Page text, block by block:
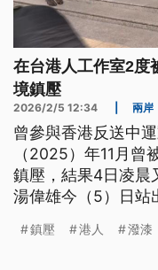
在台港人工作室2度
境鎮壓
2026/2/5 12:34 兩岸
曾參與香港反送中
（2025）年11月
鎮壓，結果4日凌晨
湯偉雄今（5）日站
鎮壓 港人 潑漆